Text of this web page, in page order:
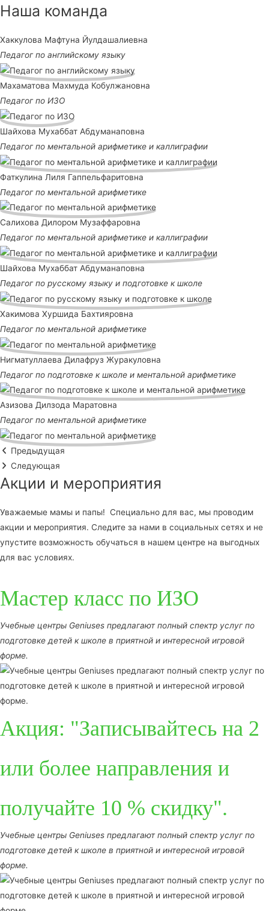
Наша команда
Хаккулова Мафтуна Йулдашалиевна
Педагог по английскому языку
Махаматова Махмуда Кобулжановна
Педагог по ИЗО
Шайхова Мухаббат Абдуманаповна
Педагог по ментальной арифметике и каллиграфии
Фаткулина Лиля Гаппельфаритовна
Педагог по ментальной арифметике
Салихова Дилором Музаффаровна
Педагог по ментальной арифметике и каллиграфии
Шайхова Мухаббат Абдуманаповна
Педагог по русскому языку и подготовке к школе
Хакимова Хуршида Бахтияровна
Педагог по ментальной арифметике
Нигматуллаева Дилафруз Журакуловна
Педагог по подготовке к школе и ментальной арифметике
Азизова Дилзода Маратовна
Педагог по ментальной арифметике
Предыдущая
Следующая
Акции и мероприятия
Уважаемые мамы и папы! Специально для вас, мы проводим
акции и мероприятия. Следите за нами в социальных сетях и не
упустите возможность обучаться в нашем центре на выгодных
для вас условиях.
Мастер класс по ИЗО
Учебные центры Geniuses предлагают полный спектр услуг по
подготовке детей к школе в приятной и интересной игровой
форме.
Акция: "Записывайтесь на 2
или более направления и
получайте 10 % скидку".
Учебные центры Geniuses предлагают полный спектр услуг по
подготовке детей к школе в приятной и интересной игровой
форме.